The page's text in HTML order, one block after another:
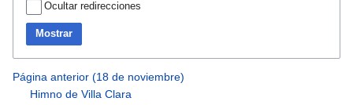
Ocultar redirecciones
Mostrar
Página anterior (18 de noviembre)
Himno de Villa Clara